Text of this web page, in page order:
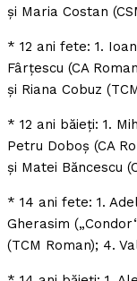
şi Maria Costan
* 12 ani fete: 1.
Fârţescu (CA
şi Riana Cobuz
* 12 ani băieţi: 1.
Petru Doboş (CA
şi Matei Băncescu
* 14 ani fete: 1.
Gherasim
(TCM Roman); 4.